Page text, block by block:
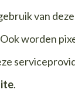
van deze
worden
.